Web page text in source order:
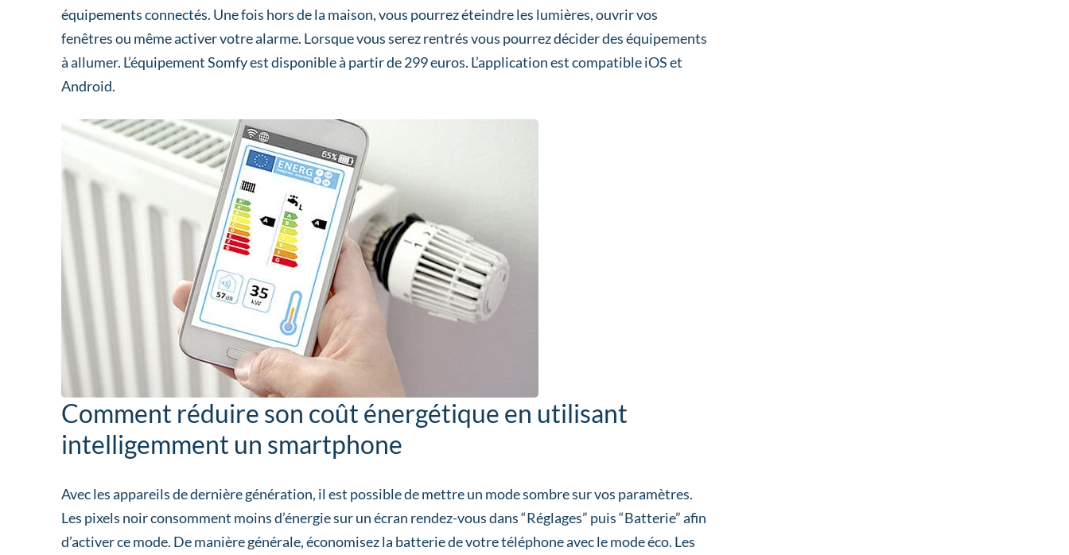
équipements connectés. Une fois hors de la maison, vous pourrez éteindre les lumières, ouvrir vos
fenêtres ou même activer votre alarme. Lorsque vous serez rentrés vous pourrez décider des équipements
à allumer. L’équipement Somfy est disponible à partir de 299 euros. L’application est compatible iOS et
Android.
Comment réduire son coût énergétique en utilisant
intelligemment un smartphone
Avec les appareils de dernière génération, il est possible de mettre un mode sombre sur vos paramètres.
Les pixels noir consomment moins d’énergie sur un écran rendez-vous dans “Réglages” puis “Batterie” afin
d’activer ce mode. De manière générale, économisez la batterie de votre téléphone avec le mode éco. Les